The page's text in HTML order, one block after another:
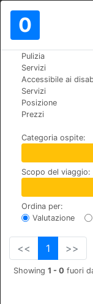
0
Pulizia
Servizi
Accessibile ai
Servizi
Posizione
Prezzi
Categoria ospite:
Scopo del viaggio:
Ordina per:
Valutazione
<< 1 >>
Showing 1 - 0 fuori
Mondo>
Cartaya
+34 971888400